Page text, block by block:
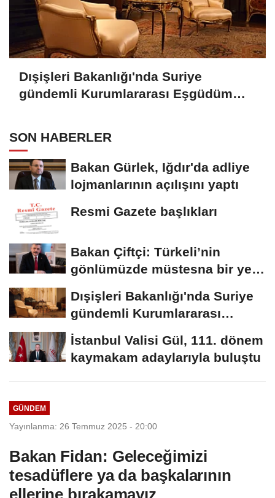
Dışişleri Bakanlığı'nda Suriye
gündemli Kurumlararası Eşgüdüm
SON HABERLER
Bakan Gürlek, Iğdır'da adliye
lojmanlarının açılışını yaptı
Resmi Gazete başlıkları
Bakan Çiftçi: Türkeli’nin
gönlümüzde müstesna bir yeri
Dışişleri Bakanlığı'nda Suriye
gündemli Kurumlararası
Eşgüdüm...
İstanbul Valisi Gül, 111. dönem
kaymakam adaylarıyla buluştu
GÜNDEM
Yayınlanma: 26 Temmuz 2025 - 20:00
Bakan Fidan: Geleceğimizi
tesadüflere ya da başkalarının